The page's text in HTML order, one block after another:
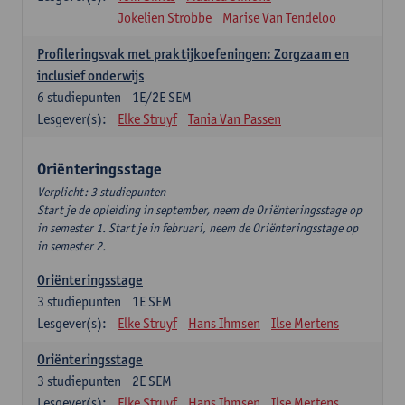
Jokelien Strobbe
Marise Van Tendeloo
Profileringsvak met praktijkoefeningen: Zorgzaam en
inclusief onderwijs
1E/2E SEM
6 studiepunten
Lesgever(s):
Elke Struyf Tania Van Passen
Oriënteringsstage
Verplicht: 3 studiepunten
Start je de opleiding in september, neem de Oriënteringsstage op
in semester 1. Start je in februari, neem de Oriënteringsstage op
in semester 2.
Oriënteringsstage
1E SEM
3 studiepunten
Lesgever(s):
Elke Struyf Hans Ihmsen Ilse Mertens
Oriënteringsstage
2E SEM
3 studiepunten